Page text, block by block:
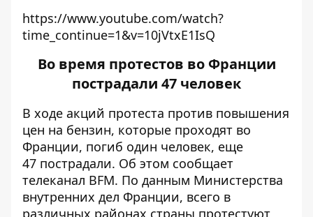
https://www.youtube.com/watch?
time_continue=1&v=10jVtxE1IsQ
Во время протестов во Франции
пострадали 47 человек
В ходе акций протеста против повышения
цен на бензин, которые проходят во
Франции, погиб один человек, еще
47 пострадали. Об этом сообщает
телеканал BFM. По данным Министерства
внутренних дел Франции, всего в